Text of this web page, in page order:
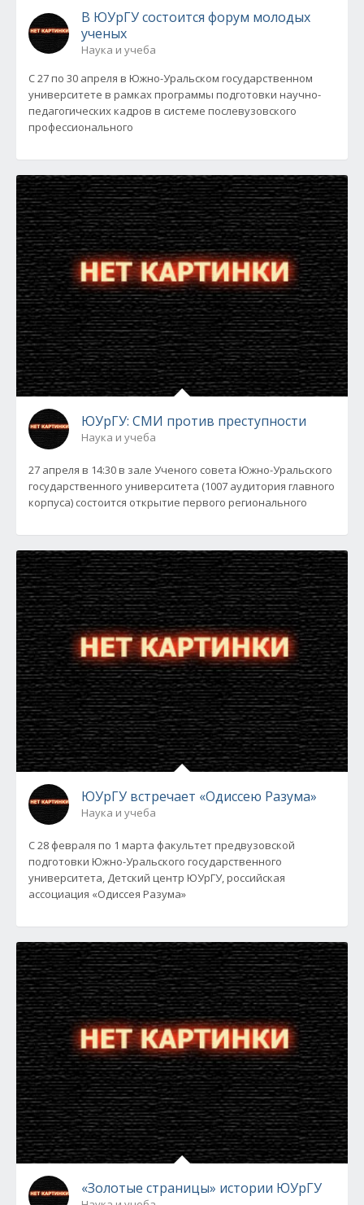
В ЮУрГУ состоится форум молодых
ученых
Наука и учеба
С 27 по 30 апреля в Южно-Уральском государственном
университете в рамках программы подготовки научно-
педагогических кадров в системе послевузовского
профессионального
ЮУрГУ: СМИ против преступности
Наука и учеба
27 апреля в 14:30 в зале Ученого совета Южно-Уральского
государственного университета (1007 аудитория главного
корпуса) состоится открытие первого регионального
ЮУрГУ встречает «Одиссею Разума»
Наука и учеба
С 28 февраля по 1 марта факультет предвузовской
подготовки Южно-Уральского государственного
университета, Детский центр ЮУрГУ, российская
ассоциация «Одиссея Разума»
«Золотые страницы» истории ЮУрГУ